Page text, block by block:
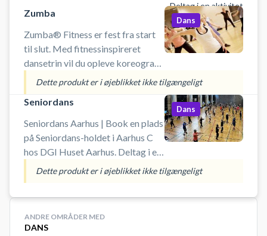
Deltag i en aktivitet
Zumba
Zumba® Fitness er fest fra start
til slut. Med fitnessinspireret
dansetrin vil du opleve koreografi
fra merengue, samba og salsa. Du
skal forvente masser af sved på
panden, men til gengæld med
masser
Dans
Dette produkt er i øjeblikket ikke tilgængeligt
Seniordans
Seniordans Aarhus | Book en plads
på Seniordans-holdet i Aarhus C
hos DGI Huset Aarhus. Deltag i en
dansetime fyldt med energi, glæde
og god musik – helt uden krav til
danseerfaring. Her handler det om
pulsen op i fællesskab med andre.
Dans
Dette produkt er i øjeblikket ikke tilgængeligt
ANDRE OMRÅDER MED
DANS